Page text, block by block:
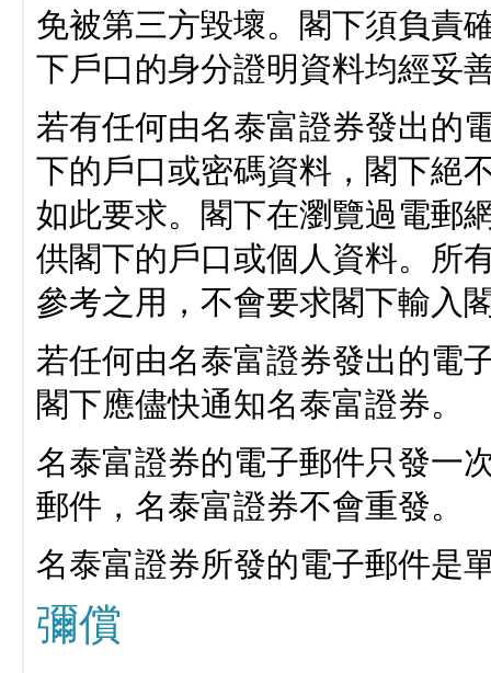
免被第三方毀壞。閣下須負責
下戶口的身分證明資料均經妥
若有任何由名泰富證券發出的
下的戶口或密碼資料，閣下絕
如此要求。閣下在瀏覽過電郵
供閣下的戶口或個人資料。所
參考之用，不會要求閣下輸入
若任何由名泰富證券發出的電
閣下應儘快通知名泰富證券。
名泰富證券的電子郵件只發一
郵件，名泰富證券不會重發。
名泰富證券所發的電子郵件是
彌償